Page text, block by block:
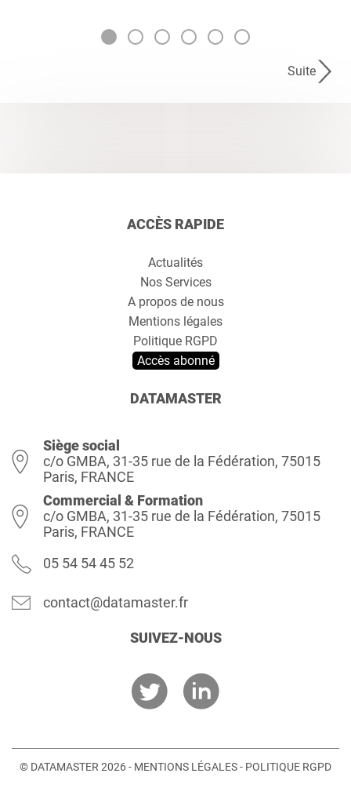
Suite
ACCÈS RAPIDE
Actualités
Nos Services
A propos de nous
Mentions légales
Politique RGPD
Accès abonné
DATAMASTER
Siège social
c/o GMBA, 31-35 rue de la Fédération, 75015
Paris, FRANCE
Commercial & Formation
c/o GMBA, 31-35 rue de la Fédération, 75015
Paris, FRANCE
05 54 54 45 52
contact@datamaster.fr
SUIVEZ-NOUS
© DATAMASTER 2026 - MENTIONS LÉGALES- POLITIQUE RGPD